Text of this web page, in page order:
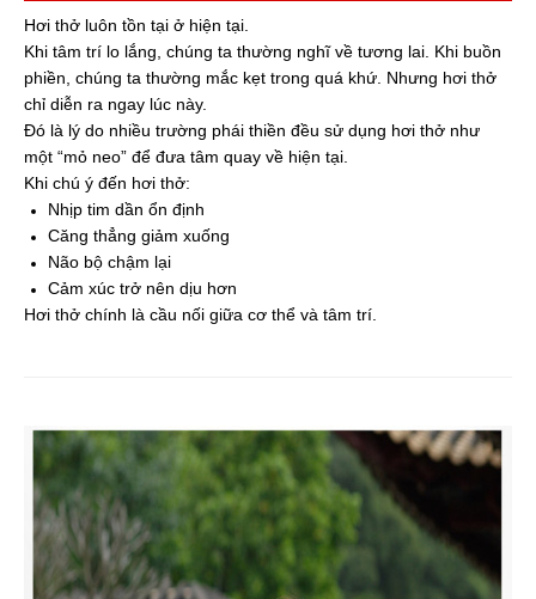
Hơi thở luôn tồn tại ở hiện tại.
Khi tâm trí lo lắng, chúng ta thường nghĩ về tương lai. Khi buồn
phiền, chúng ta thường mắc kẹt trong quá khứ. Nhưng hơi thở
chỉ diễn ra ngay lúc này.
Đó là lý do nhiều trường phái thiền đều sử dụng hơi thở như
một “mỏ neo” để đưa tâm quay về hiện tại.
Khi chú ý đến hơi thở:
Nhịp tim dần ổn định
Căng thẳng giảm xuống
Não bộ chậm lại
Cảm xúc trở nên dịu hơn
Hơi thở chính là cầu nối giữa cơ thể và tâm trí.